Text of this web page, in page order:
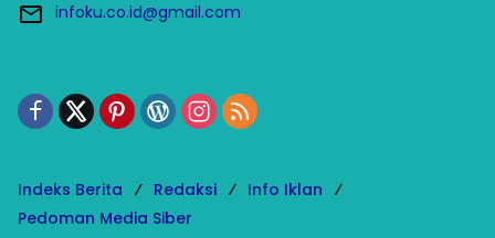
infoku.co.id@gmail.com
Indeks Berita Redaksi
Info Iklan
Pedoman Media Siber